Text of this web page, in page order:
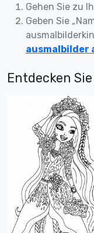
Gehen Sie zu
Geben Sie
ausmalbilder
Entdecken